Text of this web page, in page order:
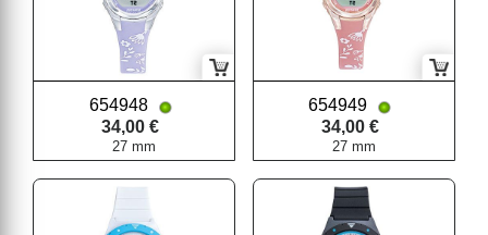
654948
34,00 €
27 mm
654949
34,00 €
27 mm